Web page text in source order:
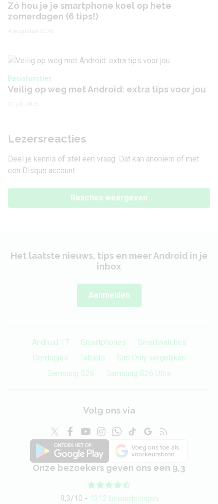
Zó hou je je smartphone koel op hete
zomerdagen (6 tips!)
Basisfuncties
Veilig op weg met Android: extra tips voor jou
Lezersreacties
Deel je kennis of stel een vraag. Dat kan anoniem of met
een Disqus account.
Reacties weergeven
Het laatste nieuws, tips en meer Android in je
inbox
Aanmelden
Android 17 Smartphones
Smartwatches
Oordopjes
Tablets
Sim Only vergelijken
Samsung S26
Samsung S26 Ultra
Volg ons via
Onze bezoekers geven ons een 9,3
9,3/10 - 1312 beoordelingen